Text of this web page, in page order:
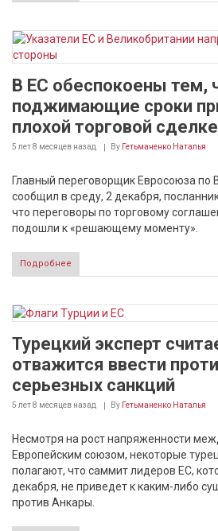
В ЕС обеспокоены тем,
поджимающие сроки
плохой торговой
5 лет 8 месяцев назад By Гетьманенко Наталья
Главный переговорщик Евросоюза
сообщил в среду, 2 декабря,
что переговоры по торговому
подошли к «решающему моменту».
Подробнее
Турецкий эксперт
отважится ввести
серьезных санкций
5 лет 8 месяцев назад By Гетьманенко Наталья
Несмотря на рост напряженности
Европейским союзом, некоторые
полагают, что саммит лидеров ЕС,
декабря, не приведет к каким-либо
против Анкары.